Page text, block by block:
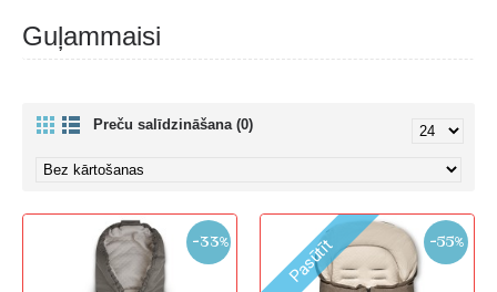
Guļammaisi
Preču salīdzināšana (0)
-33% -55%
Pasūtīt